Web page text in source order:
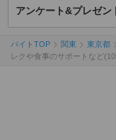
アンケート&プレゼン
バイトTOP 関東 東京都
レクや食事のサポートなど